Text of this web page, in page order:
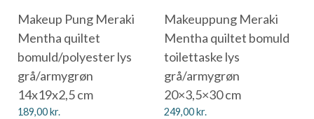
Makeup Pung Meraki
Mentha quiltet
bomuld/polyester lys
grå/armygrøn
14x19x2,5 cm
189,00kr.
Makeuppung Meraki
Mentha quiltet bomuld
toilettaske lys
grå/armygrøn
20×3,5×30 cm
249,00kr.